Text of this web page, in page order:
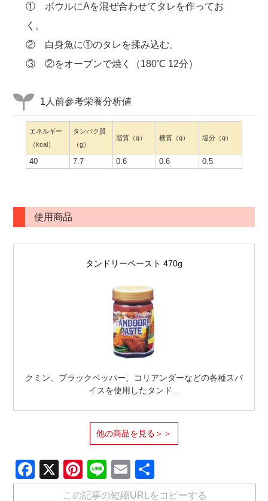
① ボウルにAを混ぜ合わせてタレを作ってお
く。
② 白身魚に①のタレを揉み込む。
③ ②をオーブンで焼く（180℃ 12分）
1人前参考栄養分析値
エネルギー
（kcal）
タンパク質
（g）
脂質（g） 糖質（g） 塩分（g）
40 7.7 0.6 0.6 0.5
使用商品
タンドリーペースト 470g
クミン、ブラックペッパー、コリアンダーなどの各種スパ
イスを使用したタンド...
他の商品を見る＞＞
Facebook
X Pinterest
LineEmail
有
この記事の短縮URLをコピーする